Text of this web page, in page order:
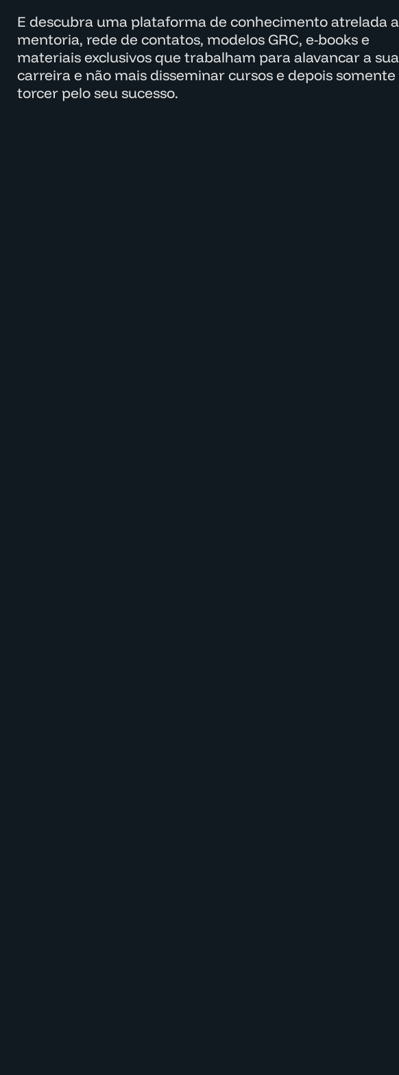
E descubra uma plataforma de conhecimento atrelada a
mentoria, rede de contatos, modelos GRC, e-books e
materiais exclusivos que trabalham para alavancar a sua
carreira e não mais disseminar cursos e depois somente
torcer pelo seu sucesso.